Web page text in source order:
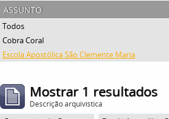
assunto
Todos
Cobra Coral
Escola Apostólica São Clemente Maria
Mostrar 1 resultados
Descrição arquivística